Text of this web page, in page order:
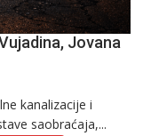
Jovana
kanalizacije i
saobraćaja,...